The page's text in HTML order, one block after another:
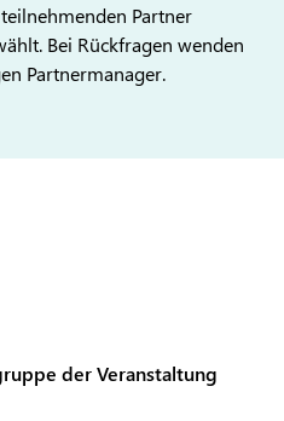
Partner
Bei Rückfragen wenden
Partnermanager.
der Veranstaltung